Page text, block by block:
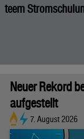
teem
Neuer Rekord
aufgestellt
7. August 2026